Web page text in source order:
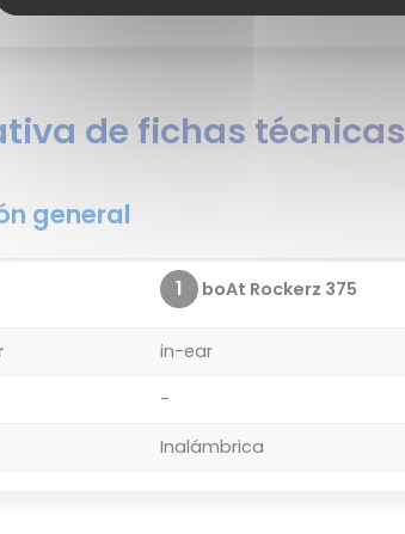
de fichas técnicas
general
1 boAt Rockerz 375
in-ear
-
Inalámbrica